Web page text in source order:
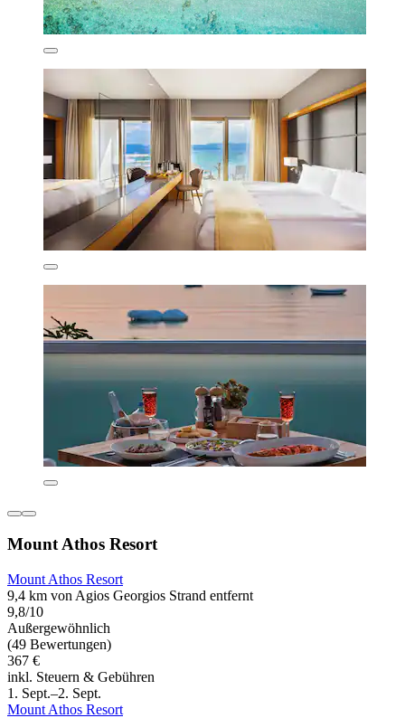
Mount Athos Resort
Mount Athos Resort
9,4 km von Agios Georgios Strand entfernt
9,8/10
Außergewöhnlich
(49 Bewertungen)
367 €
inkl. Steuern & Gebühren
1. Sept.–2. Sept.
Mount Athos Resort